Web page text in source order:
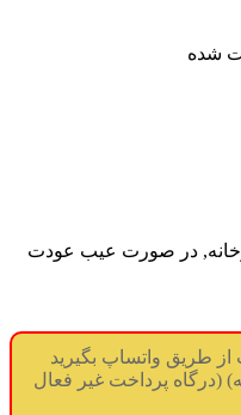
در صورت عیب عودت
طریق واتساپ بگیرید
ساعته) (درگاه پرداخت غیر فعال